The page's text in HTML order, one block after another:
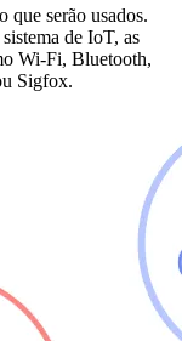
que serão usados.
de IoT, as
Wi-Fi, Bluetooth,
Sigfox.